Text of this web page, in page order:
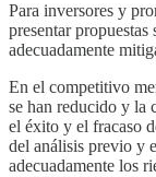
Para inversores y
presentar
adecuadamente
En el competitivo
se han reducido y la
el éxito y el fracaso
del análisis previo y
adecuadamente los